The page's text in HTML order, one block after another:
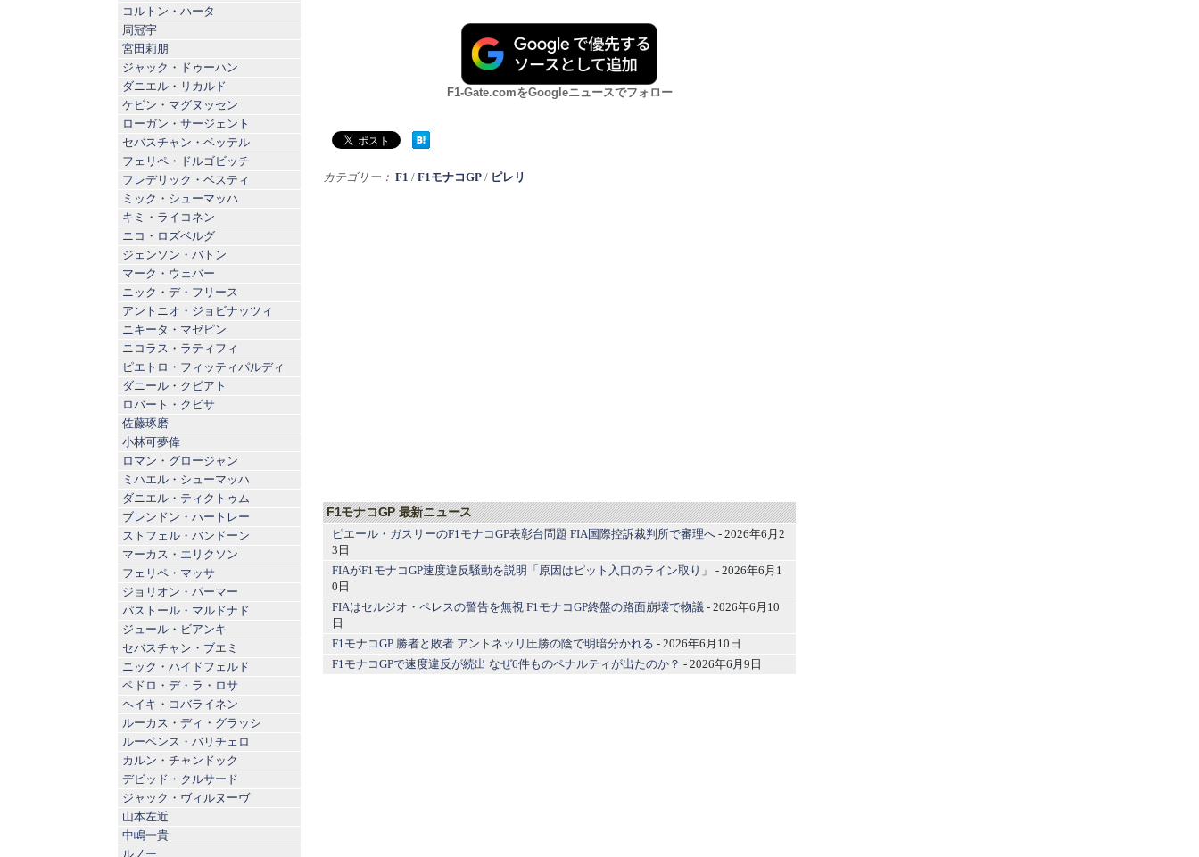
F1-Gate.comをGoogleニュースでフォロー
カテゴリー： F1 / F1モナコGP / ピレリ
F1モナコGP 最新ニュース
ピエール・ガスリーのF1モナコGP表彰台問題 FIA国際控訴裁判所で審理へ - 2026年6月2
3日
FIAがF1モナコGP速度違反騒動を説明「原因はピット入口のライン取り」
- 2026年6月1
0日
FIAはセルジオ・ペレスの警告を無視 F1モナコGP終盤の路面崩壊で物議 - 2026年6月10
日
F1モナコGP 勝者と敗者 アントネッリ圧勝の陰で明暗分かれる - 2026年6月10日
F1モナコGPで速度違反が続出 なぜ6件ものペナルティが出たのか？ - 2026年6月9日
コルトン・ハータ
周冠宇
宮田莉朋
ジャック・ドゥーハン
ダニエル・リカルド
ケビン・マグヌッセン
ローガン・サージェント
セバスチャン・ベッテル
フェリペ・ドルゴビッチ
フレデリック・ベスティ
ミック・シューマッハ
キミ・ライコネン
ニコ・ロズベルグ
ジェンソン・バトン
マーク・ウェバー
ニック・デ・フリース
アントニオ・ジョビナッツィ
ニキータ・マゼピン
ニコラス・ラティフィ
ピエトロ・フィッティパルディ
ダニール・クビアト
ロバート・クビサ
佐藤琢磨
小林可夢偉
ロマン・グロージャン
ミハエル・シューマッハ
ダニエル・ティクトゥム
ブレンドン・ハートレー
ストフェル・バンドーン
マーカス・エリクソン
フェリペ・マッサ
ジョリオン・パーマー
パストール・マルドナド
ジュール・ビアンキ
セバスチャン・ブエミ
ニック・ハイドフェルド
ペドロ・デ・ラ・ロサ
ヘイキ・コバライネン
ルーカス・ディ・グラッシ
ルーベンス・バリチェロ
カルン・チャンドック
デビッド・クルサード
ジャック・ヴィルヌーヴ
山本左近
中嶋一貴
ルノー